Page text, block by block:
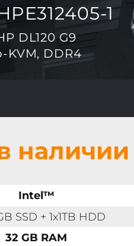
1
DL120 G9
KVM, DDR4
наличии
Intel™
SSD + 1x1TB HDD
32 GB RAM